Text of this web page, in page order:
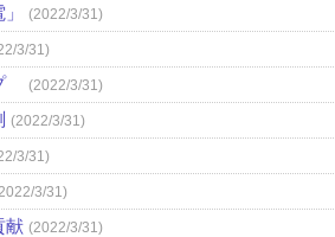
(2022/3/31)
3/31)
(2022/3/31)
(2022/3/31)
3/31)
3/31)
献 (2022/3/31)